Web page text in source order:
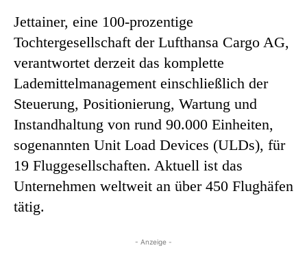
Jettainer, eine 100-prozentige
Tochtergesellschaft der Lufthansa Cargo AG,
verantwortet derzeit das komplette
Lademittelmanagement einschließlich der
Steuerung, Positionierung, Wartung und
Instandhaltung von rund 90.000 Einheiten,
sogenannten Unit Load Devices (ULDs), für
19 Fluggesellschaften. Aktuell ist das
Unternehmen weltweit an über 450 Flughäfen
tätig.
- Anzeige -